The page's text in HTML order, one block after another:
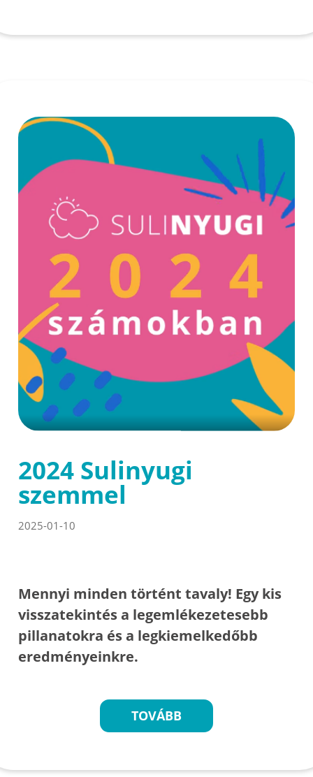
2024 Sulinyugi
szemmel
2025-01-10
Mennyi minden történt tavaly! Egy kis
visszatekintés a legemlékezetesebb
pillanatokra és a legkiemelkedőbb
eredményeinkre.
TOVÁBB